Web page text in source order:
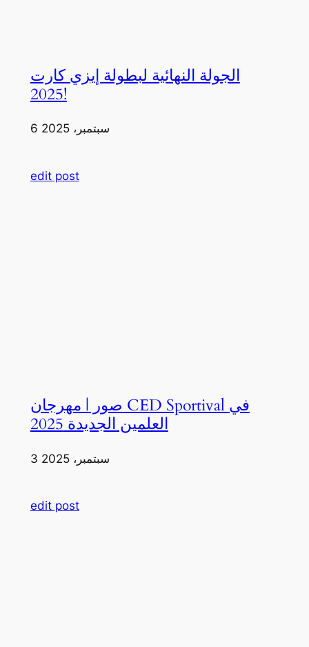
الجولة النهائية لبطولة إيزي كارت
2025!
6 سبتمبر، 2025
edit post
صور | مهرجان CED Sportival في
العلمين الجديدة 2025
3 سبتمبر، 2025
edit post